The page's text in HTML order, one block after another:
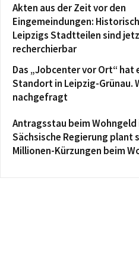
Akten aus der Zeit vor den
Eingemeindungen:
Leipzigs Stadtteilen sind
recherchierbar
Das „Jobcenter vor Ort“ hat
Standort in Leipzig-Grünau.
nachgefragt
Antragsstau beim Wohngeld
Sächsische Regierung plant
Millionen-Kürzungen beim